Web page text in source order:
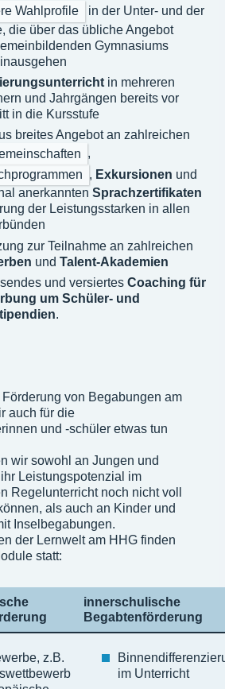
Wahlprofile
in der Unter- und der
die über das übliche Angebot
Gymnasiums
in mehreren
und Jahrgängen bereits vor
in die Kursstufe
breites Angebot an zahlreichen
,
, Exkursionen und
anerkannten Sprachzertifikaten
der Leistungsstarken in allen
zur Teilnahme an zahlreichen
und Talent-Akademien
und versiertes Coaching für
um Schüler- und
.
von Begabungen am
auch für die
und -schüler etwas tun
wir sowohl an Jungen und
Leistungspotenzial im
Regelunterricht noch nicht voll
als auch an Kinder und
Inselbegabungen.
der Lernwelt am HHG finden
statt:
innerschulische
Begabtenförderung
z.B.
im Unterricht